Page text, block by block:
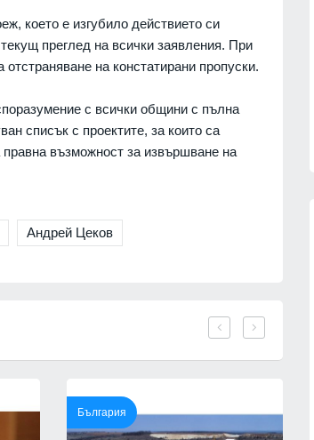
което е изгубило действието си
преглед на всички заявления. При
на констатирани пропуски.
с всички общини с пълна
списък с проектите, за които са
възможност за извършване на
Андрей Цеков
България
партньорите си за "ужасяващите
жертви" при атаката срещу Киев.
"Пейтри
РУСИЯ И УКРАЙНА
01.08.2026г.
популяризиране на електронното
здравно досие и на мобилното
приложение еЗдраве ще се проведе